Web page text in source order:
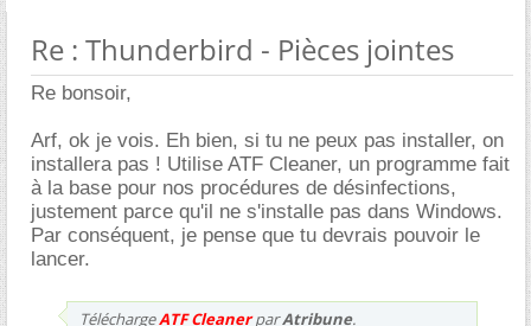
Re : Thunderbird - Pièces jointes
Re bonsoir,
Arf, ok je vois. Eh bien, si tu ne peux pas installer, on
installera pas ! Utilise ATF Cleaner, un programme fait
à la base pour nos procédures de désinfections,
justement parce qu'il ne s'installe pas dans Windows.
Par conséquent, je pense que tu devrais pouvoir le
lancer.
TéléchargeATF CleanerparAtribune.